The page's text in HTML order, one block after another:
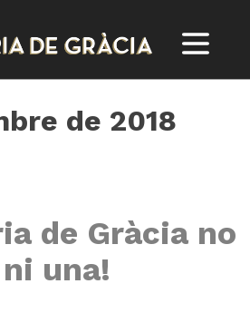
de 2018
de Gràcia no
ni una!